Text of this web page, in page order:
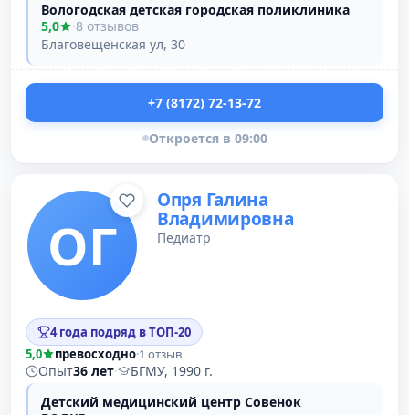
Вологодская детская городская поликлиника
5,0
·8 отзывов
Благовещенская ул, 30
+7 (8172) 72-13-72
Откроется в 09:00
ОГ
Опря Галина
Владимировна
Педиатр
4 года подряд в ТОП-20
5,0
превосходно·1 отзыв
Опыт36 лет·
БГМУ, 1990 г.
Детский медицинский центр Совенок